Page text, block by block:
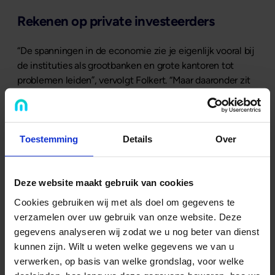
Toestemming Details Over
Deze website maakt gebruik van cookies
Cookies gebruiken wij met als doel om gegevens te
verzamelen over uw gebruik van onze website. Deze
gegevens analyseren wij zodat we u nog beter van dienst
kunnen zijn. Wilt u weten welke gegevens we van u
verwerken, op basis van welke grondslag, voor welke
Rekenen op private investeerders
“De spanningen in de economie zie je eigenlijk vooral bij
de instituties als grootbanken en grote kantoren tot
problemen leiden”, vervolgt Folkert. “Maar daaronder zit
een stabiele laag van private investeerders die eigenlijk
altijd wel in staat en bereid zijn om te investeren in - de
veelal midden en kleine - ondernemers. Zij vormen echt
een belangrijke bodem onder onze economie en ik ben
trots dat we deze investeerder met ons platform kunnen
ondernemers die financiering zoeken. Daar zie ik ons nog
lange tijd mee doorgaan.”
Gepubliceerd op9 februari 2023
Deel dit artikel:
Deel op LinkedIn
Deel via Whatsapp
Deel via email